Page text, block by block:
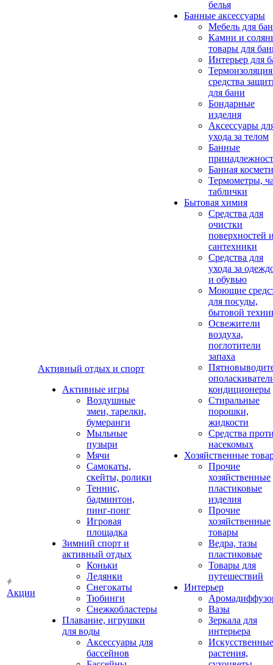
Акции
Активный отдых и спорт
Активные игры
Воздушные
змеи, тарелки,
бумеранги
Мыльные
пузыри
Мячи
Самокаты,
скейты, ролики
Теннис,
бадминтон,
пинг-понг
Игровая
площадка
Зимний спорт и
активный отдых
Коньки
Ледянки
Снегокаты
Тюбинги
Снежкобластеры
Плавание, игрушки
для воды
Аксессуары для
бассейнов
белья
Банные аксессуары
Мебель для
Камни и
товары для
Интерьер для
средства
для бани
Бондарные
изделия
Аксеcсуары
ухода за телом
Банные
Банная
Термометры,
таблички
Бытовая химия
Средства для
очистки
поверхностей
сантехники
Средства для
ухода за
и обувью
Моющие
для посуды,
бытовой
Освежители
воздуха,
поглотители
запаха
кондиционеры
Стиральные
порошки,
жидкости
Средства
насекомых
Хозяйственные
Прочие
хозяйственные
пластиковые
изделия
Прочие
хозяйственные
товары
Ведра, тазы
пластиковые
Товары для
путешествий
Интерьер
Вазы
Зеркала для
интерьера
Искусственные
растения,